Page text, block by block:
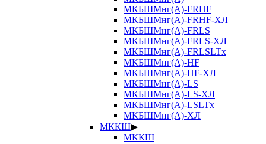
МКБШМнг(А)-FRHF
МКБШМнг(А)-FRHF-ХЛ
МКБШМнг(А)-FRLS
МКБШМнг(А)-FRLS-ХЛ
МКБШМнг(А)-FRLSLTx
МКБШМнг(А)-HF
МКБШМнг(А)-HF-ХЛ
МКБШМнг(А)-LS
МКБШМнг(А)-LS-ХЛ
МКБШМнг(А)-LSLTx
МКБШМнг(А)-ХЛ
МККШ▶
МККШ